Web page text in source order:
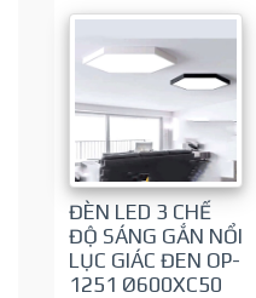
ĐÈN LED 3 CHẾ
ĐỘ SÁNG GẮN NỔI
LỤC GIÁC ĐEN OP-
1251 Ø600XC50